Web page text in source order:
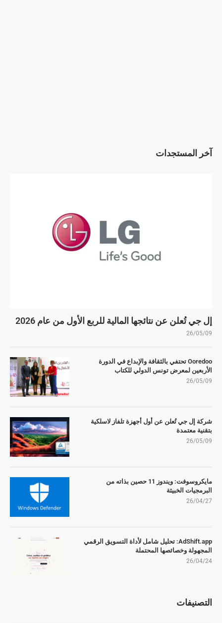
آخر المستجدات
إل جي تُعلن عن نتائجها المالية للربع الأول من عام 2026
26/05/09
Ooredoo تحتفي بالثقافة والإبداع في الدورة
الأربعين لمعرض تونس الدولي للكتاب
26/05/09
شركة إل جي تُعلن عن أول أجهزة تلفاز لاسلكية
بتقنية معتمدة
26/05/09
مايكروسوفت: ويندوز 11 حصين بذاته من
البرمجيات الخبيثة
26/04/27
AdShift.app: تحليل شامل لأداة التسويق الرقمي
المجهولة وخصائصها المحتملة
26/04/24
التصنيفات